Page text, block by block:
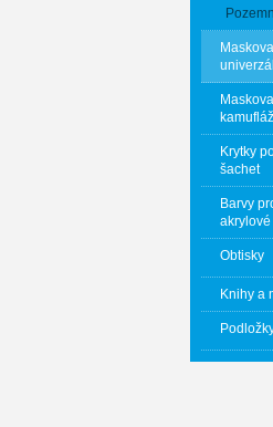
Krytky
šachet
Barvy
akrylové
Obtisky
Knihy a